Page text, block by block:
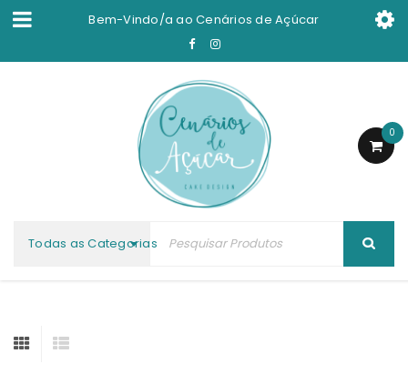
Bem-Vindo/a ao Cenários de Açúcar
0
Todas as Categorias